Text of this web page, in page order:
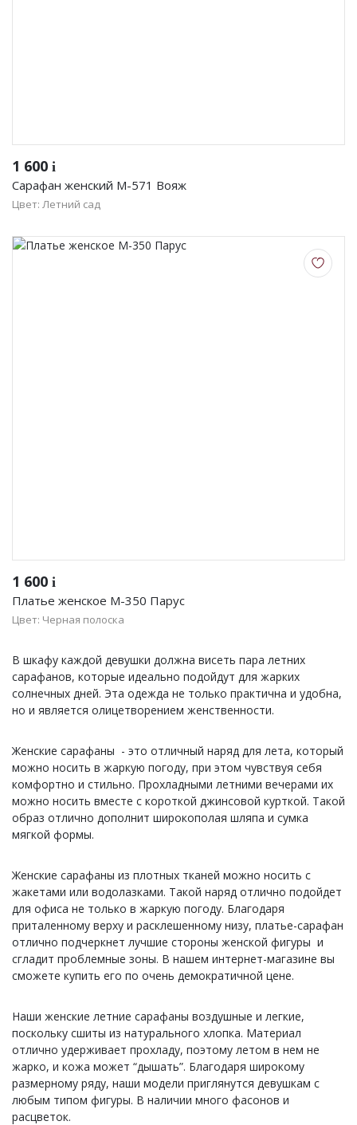
1 600 i
Сарафан женский М-571 Вояж
Цвет: Летний сад
1 600 i
Платье женское М-350 Парус
Цвет: Черная полоска
В шкафу каждой девушки должна висеть пара летних
сарафанов, которые идеально подойдут для жарких
солнечных дней. Эта одежда не только практична и удобна,
но и является олицетворением женственности.
Женские сарафаны - это отличный наряд для лета, который
можно носить в жаркую погоду, при этом чувствуя себя
комфортно и стильно. Прохладными летними вечерами их
можно носить вместе с короткой джинсовой курткой. Такой
образ отлично дополнит широкополая шляпа и сумка
мягкой формы.
Женские сарафаны из плотных тканей можно носить с
жакетами или водолазками. Такой наряд отлично подойдет
для офиса не только в жаркую погоду. Благодаря
приталенному верху и расклешенному низу, платье-сарафан
отлично подчеркнет лучшие стороны женской фигуры и
сгладит проблемные зоны. В нашем интернет-магазине вы
сможете купить его по очень демократичной цене.
Наши женские летние сарафаны воздушные и легкие,
поскольку сшиты из натурального хлопка. Материал
отлично удерживает прохладу, поэтому летом в нем не
жарко, и кожа может “дышать”. Благодаря широкому
размерному ряду, наши модели приглянутся девушкам с
любым типом фигуры. В наличии много фасонов и
расцветок.